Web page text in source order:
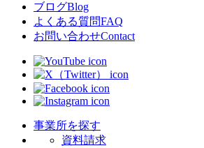
ブログBlog
よくある質問FAQ
お問い合わせContact
事業所を探す
資料請求